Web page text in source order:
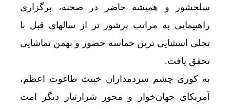
سلحشور و همیشه حاضر در صحنه، برگزاری
راهپیمایی به مراتب پرشور تر از سالهای قبل با
تجلی استثنایی ترین حماسه حضور و بهمن تماشایی
تحقق یافت.
به کوری چشم سردمداران خبیث طاغوت اعظم،
آمریکای جهان‌خوار و محور شرارتبار دیگر امت